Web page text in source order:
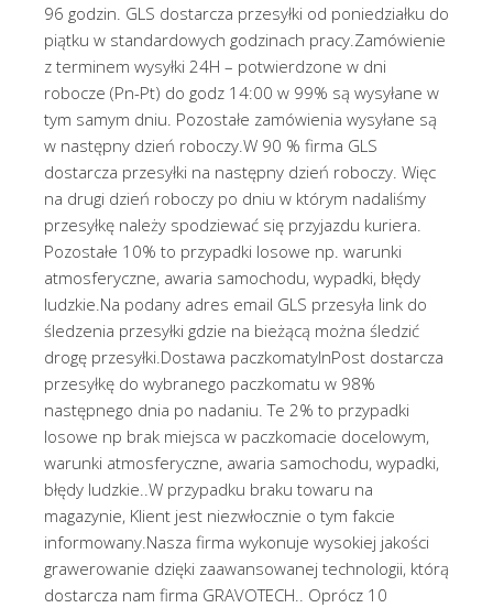
96 godzin. GLS dostarcza przesyłki od poniedziałku do
piątku w standardowych godzinach pracy.Zamówienie
z terminem wysyłki 24H – potwierdzone w dni
robocze (Pn-Pt) do godz 14:00 w 99% są wysyłane w
tym samym dniu. Pozostałe zamówienia wysyłane są
w następny dzień roboczy.W 90 % firma GLS
dostarcza przesyłki na następny dzień roboczy. Więc
na drugi dzień roboczy po dniu w którym nadaliśmy
przesyłkę należy spodziewać się przyjazdu kuriera.
Pozostałe 10% to przypadki losowe np. warunki
atmosferyczne, awaria samochodu, wypadki, błędy
ludzkie.Na podany adres email GLS przesyła link do
śledzenia przesyłki gdzie na bieżącą można śledzić
drogę przesyłki.Dostawa paczkomatyInPost dostarcza
przesyłkę do wybranego paczkomatu w 98%
następnego dnia po nadaniu. Te 2% to przypadki
losowe np brak miejsca w paczkomacie docelowym,
warunki atmosferyczne, awaria samochodu, wypadki,
błędy ludzkie..W przypadku braku towaru na
magazynie, Klient jest niezwłocznie o tym fakcie
informowany.Nasza firma wykonuje wysokiej jakości
grawerowanie dzięki zaawansowanej technologii, którą
dostarcza nam firma GRAVOTECH.. Oprócz 10